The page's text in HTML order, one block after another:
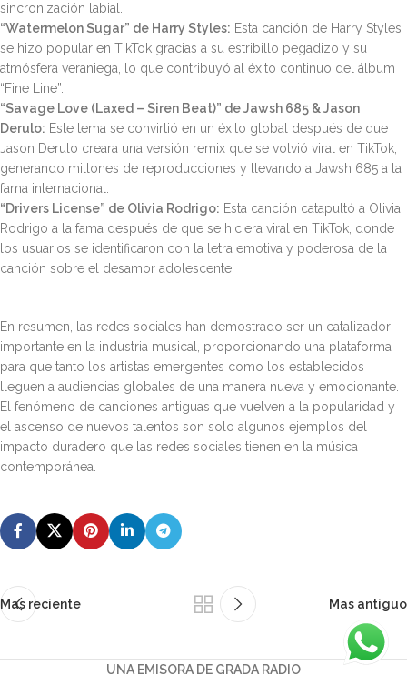
sincronización labial.
“Watermelon Sugar” de Harry Styles: Esta canción de Harry Styles
se hizo popular en TikTok gracias a su estribillo pegadizo y su
atmósfera veraniega, lo que contribuyó al éxito continuo del álbum
“Fine Line”.
“Savage Love (Laxed – Siren Beat)” de Jawsh 685 & Jason
Derulo: Este tema se convirtió en un éxito global después de que
Jason Derulo creara una versión remix que se volvió viral en TikTok,
generando millones de reproducciones y llevando a Jawsh 685 a la
fama internacional.
“Drivers License” de Olivia Rodrigo: Esta canción catapultó a Olivia
Rodrigo a la fama después de que se hiciera viral en TikTok, donde
los usuarios se identificaron con la letra emotiva y poderosa de la
canción sobre el desamor adolescente.
En resumen, las redes sociales han demostrado ser un catalizador
importante en la industria musical, proporcionando una plataforma
para que tanto los artistas emergentes como los establecidos
lleguen a audiencias globales de una manera nueva y emocionante.
El fenómeno de canciones antiguas que vuelven a la popularidad y
el ascenso de nuevos talentos son solo algunos ejemplos del
impacto duradero que las redes sociales tienen en la música
contemporánea.
Mas reciente Mas antiguo
UNA EMISORA DE GRADA RADIO